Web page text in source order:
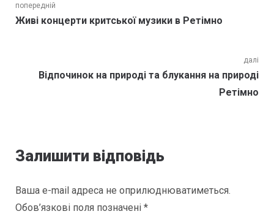
Навігація
попередній
Попередній
Живі концерти критської музики в Ретімно
далі
Наступна
Відпочинок на природі та блукання на природі
Ретімно
Залишити відповідь
Ваша e-mail адреса не оприлюднюватиметься.
Обов’язкові поля позначені *